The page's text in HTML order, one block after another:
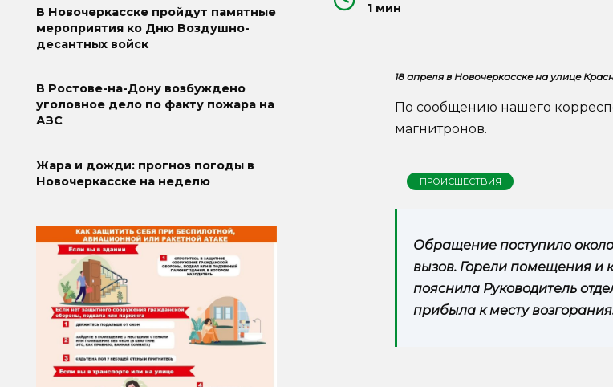
1 мин
18 апреля в Новочеркасске на улице
По сообщению нашего
магнитронов.
ПРОИСШЕСТВИЯ
Обращение поступило
вызов. Горели помещения и
пояснила Руководитель
прибыла к месту
В Новочеркасске пройдут памятные
мероприятия ко Дню Воздушно-
десантных войск
В Ростове-на-Дону возбуждено
уголовное дело по факту пожара на
АЗС
Жара и дожди: прогноз погоды в
Новочеркасске на неделю